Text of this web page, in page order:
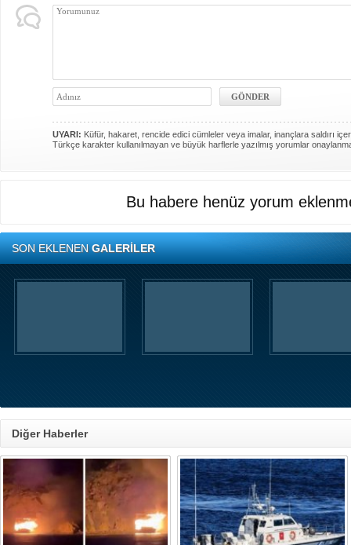
UYARI: Küfür, hakaret, rencide edici cümleler veya imalar, inançlara saldırı
Türkçe karakter kullanılmayan ve büyük harflerle yazılmış yorumlar
Bu habere henüz yorum
SON EKLENENGALERİLER
Diğer Haberler